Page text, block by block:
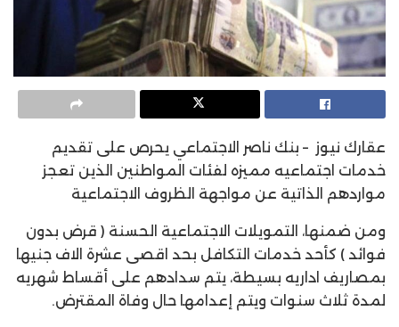
عقارك نيوز – بنك ناصر الاجتماعي يحرص على تقديم
خدمات اجتماعيه مميزه لفئات المواطنين الذين تعجز
مواردهم الذاتية عن مواجهة الظروف الاجتماعية
ومن ضمنها، التمويلات الاجتماعية الحسنة ( قرض بدون
فوائد ) كأحد خدمات التكافل بحد اقصى عشرة الاف جنيها
بمصاريف اداريه بسيطة، يتم سدادهم على أقساط شهريه
لمدة ثلاث سنوات ويتم إعدامها حال وفاة المقترض.